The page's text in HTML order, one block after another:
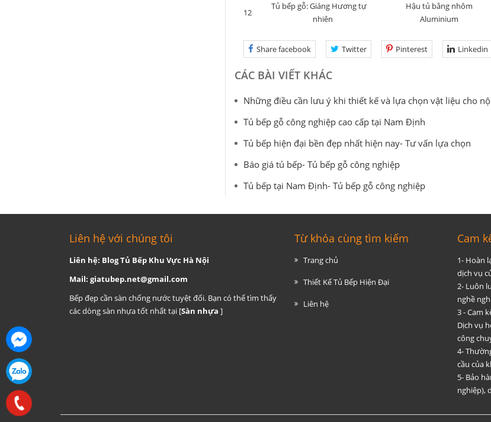
12
Tủ bếp gỗ: Giáng Hương tự
nhiên
Hậu tủ bằng nhôm
Aluminium
Share facebook Twitter Pinterest Linkedin
CÁC BÀI VIẾT KHÁC
Những điều cần lưu ý khi thiết kế và lựa chọn vật liệu cho
Tủ bếp gỗ công nghiệp cao cấp tại Nam Định
Tủ bếp hiện đại bền đẹp nhất hiện nay- Tư vấn lựa chọn
Báo giá tủ bếp- Tủ bếp gỗ công nghiệp
Tủ bếp tại Nam Định- Tủ bếp gỗ công nghiệp
Liên hệ với chúng tôi
Liên hệ: Blog Tủ Bếp Khu Vực Hà Nội
Mail: giatubep.net@gmail.com
Bếp đẹp cần sàn chống nước tuyệt đối. Bạn có thể tìm thấy
các dòng sàn nhựa tốt nhất tại [Sàn nhựa ]
Từ khóa cùng tìm kiếm
Trang chủ
Thiết Kế Tủ Bếp Hiện Đại
Liên hệ
Cam
1- Hoàn
dịch vụ
2- Luôn
nghề
3 - Cam
Dịch vụ
công
4-
cầu của
5- Bảo
nghiệp),